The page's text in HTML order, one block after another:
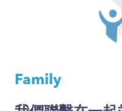
Family